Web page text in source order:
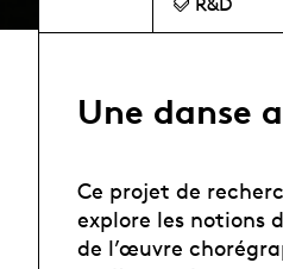
Une danse
Ce projet de
explore les notions
de l’œuvre